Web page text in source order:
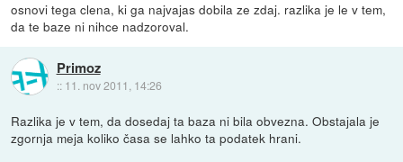
osnovi tega clena, ki ga najvajas dobila ze zdaj. razlika je le v tem,
da te baze ni nihce nadzoroval.
Primoz
:: 11. nov 2011, 14:26
Razlika je v tem, da dosedaj ta baza ni bila obvezna. Obstajala je
zgornja meja koliko časa se lahko ta podatek hrani.